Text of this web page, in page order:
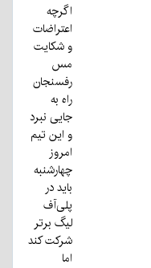
اگرچه
اعتراضات
و شکایت
مس
رفسنجان
راه به
جایی نبرد
و این تیم
امروز
چهارشنبه
باید در
پلی‌آف
لیگ برتر
شرکت کند
اما